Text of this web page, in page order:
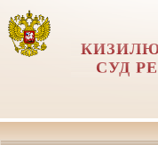
СУД